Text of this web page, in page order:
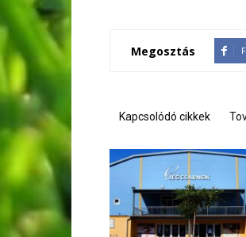
Megosztás
Kapcsolódó cikkek